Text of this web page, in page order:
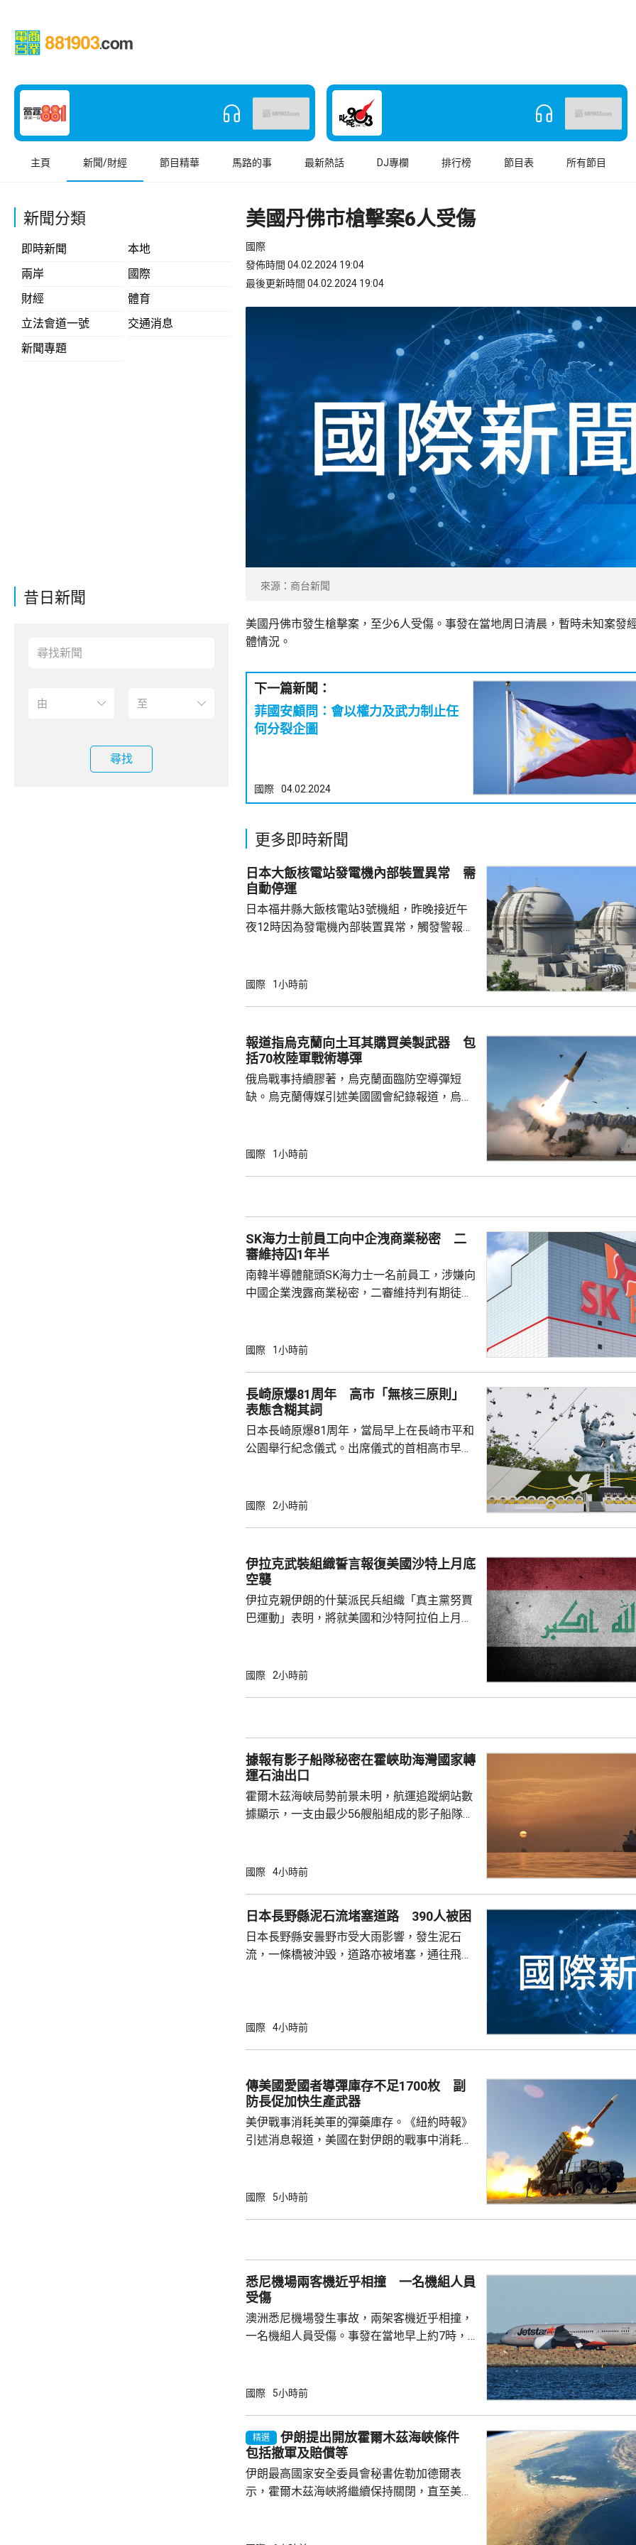
主頁 新聞/財經 節目精華 馬路的事 最新熱話 DJ專欄 排行榜 節目表 所有節目
新聞分類
即時新聞
本地
兩岸
國際
財經
體育
立法會道一號
交通消息
新聞專題
昔日新聞
尋找
美國丹佛市槍擊案6人受傷
國際
發佈時間 04.02.2024 19:04
最後更新時間 04.02.2024 19:04
來源：商台新聞
美國丹佛市發生槍擊案，至少6人受傷。事發在當地周日清晨，暫時未知案發
體情況。
下一篇新聞：
菲國安顧問：會以權力及武力制止任
何分裂企圖
國際 04.02.2024
更多即時新聞
日本大飯核電站發電機內部裝置異常 需
自動停運
日本福井縣大飯核電站3號機組，昨晚接近午
夜12時因為發電機內部裝置異常，觸發警報系
關西電力公司指，正調查具體原因，尚未確定
機組發生事故後，僅餘4號機組仍運作。 關西
電力旗下同樣位於福井縣的美濱核電站3號機
組，今年5月亦曾因驅動發電...
國際 1小時前
報道指烏克蘭向土耳其購買美製武器 包
括70枚陸軍戰術導彈
俄烏戰事持續膠著，烏克蘭面臨防空導彈短
缺。烏克蘭傳媒引述美國國會紀錄報道，烏克
70枚陸軍戰術導彈系統導彈、12套M270多管
必須審查相關交易。報道指，烏克蘭將從土耳
其接收的武器，初始價值約為2...
國際 1小時前
SK海力士前員工向中企洩商業秘密 二
審維持囚1年半
南韓半導體龍頭SK海力士一名前員工，涉嫌向
中國企業洩露商業秘密，二審維持判有期徒刑
打印和拍攝商業秘密資料，包括公司的圖形傳
《產業技術保護法》與背信罪。二審法院指，
被告洩露的商業秘密是公司多年投入大量資源
而取得的成果，如果從輕處罰，將...
國際 1小時前
長崎原爆81周年 高市「無核三原則」
表態含糊其詞
日本長崎原爆81周年，當局早上在長崎市平和
公園舉行紀念儀式。出席儀式的首相高市早苗
界」。 長崎市長鈴木史朗敦促政府堅守「無核
認為依賴核威懾的擁核國家和領導人，越依賴
核威懾，爆發核戰的風險就越高。 高市「無核
國際 2小時前
伊拉克武裝組織誓言報復美國沙特上月底
空襲
伊拉克親伊朗的什葉派民兵組織「真主黨努賈
巴運動」表明，將就美國和沙特阿拉伯上月底
主黨努賈巴運動」領導人卡阿比發聲明形容，
攻擊伊拉克境內獲伊朗支持的民兵組織，指責
他們早前對美軍目標和沙特能源基建發...
國際 2小時前
據報有影子船隊秘密在霍峽助海灣國家轉
運石油出口
霍爾木茲海峽局勢前景未明，航運追蹤網站數
據顯示，一支由最少56艘船組成的影子船隊正
別，但仍透過未能被監控的方式，支持阿拉伯
重開海峽。美國就指，與伊朗正在戰事博奕
中。
國際 4小時前
日本長野縣泥石流堵塞道路 390人被困
日本長野縣安曇野市受大雨影響，發生泥石
流，一條橋被沖毀，道路亦被堵塞，通往飛驒
快開闢出安全的下山通道。
國際 4小時前
傳美國愛國者導彈庫存不足1700枚 副
防長促加快生產武器
美伊戰事消耗美軍的彈藥庫存。《紐約時報》
引述消息報道，美國在對伊朗的戰事中消耗大
國者導彈，即使華府已與美國軍工企業合作，
擊導彈。 美聯社亦引述有智庫估算，相關庫存
已較戰事前大減6成半，擔憂降...
國際 5小時前
悉尼機場兩客機近乎相撞 一名機組人員
受傷
澳洲悉尼機場發生事故，兩架客機近乎相撞，
一名機組人員受傷。事發在當地早上約7時，
靠近，捷星機師緊急煞停，避免碰撞，兩機當
傷，乘客沒有受傷。至於卡塔爾航空波音777
客機，事發時沒有載客，正被拖車拖行。捷星
航空指，捷星客機當時執行機場空管人員指...
國際 5小時前
精選
伊朗提出開放霍爾木茲海峽條件
包括撤軍及賠償等
伊朗最高國家安全委員會秘書佐勒加德爾表
示，霍爾木茲海峽將繼續保持關閉，直至美國